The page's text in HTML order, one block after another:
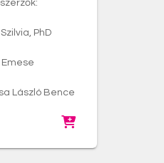
PhD
László Bence